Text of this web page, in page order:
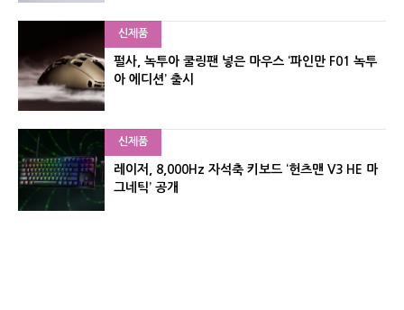
신제품
펄사, 녹투아 쿨링팬 넣은 마우스 ‘파인만 F01 녹투
아 에디션’ 출시
신제품
레이저, 8,000Hz 자석축 키보드 ‘헌츠맨 V3 HE 마
그네틱’ 공개